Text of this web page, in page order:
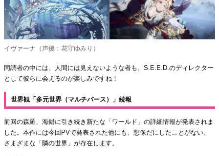
イヴァーナ（声優：花守ゆみり）
同調者の中には、人間には見えないような者も。S.E.E.D.のディレクター
として彼らに会えるのが楽しみですね！
世界観「多元世界（マルチバース）」続報
前回の森羅、海錯に引き続き新たな「ワールド」の詳細情報が発表されま
した。本作には今回PVで発表された他にも、想像だにしたことがない、
さまざまな「隣の世界」が存在します。